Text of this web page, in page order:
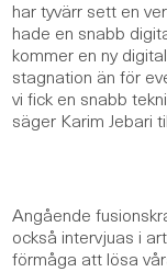
har tyvärr sett en
hade en snabb
kommer en ny
stagnation än för
vi fick en snabb
säger Karim Jebari
Angående
också intervjuas i
förmåga att lösa